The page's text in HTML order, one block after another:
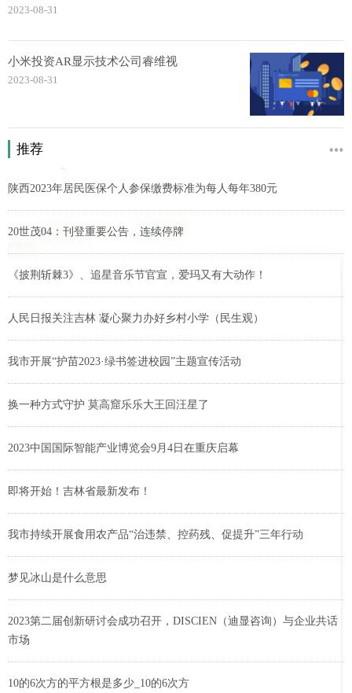
2023-08-31
小米投资AR显示技术公司睿维视
2023-08-31
推荐
陕西2023年居民医保个人参保缴费标准为每人每年380元
20世茂04：刊登重要公告，连续停牌
《披荆斩棘3》、追星音乐节官宣，爱玛又有大动作！
人民日报关注吉林 凝心聚力办好乡村小学（民生观）
我市开展“护苗2023·绿书签进校园”主题宣传活动
换一种方式守护 莫高窟乐乐大王回汪星了
2023中国国际智能产业博览会9月4日在重庆启幕
即将开始！吉林省最新发布！
我市持续开展食用农产品“治违禁、控药残、促提升”三年行动
梦见冰山是什么意思
2023第二届创新研讨会成功召开，DISCIEN（迪显咨询）与企业共话
市场
10的6次方的平方根是多少_10的6次方